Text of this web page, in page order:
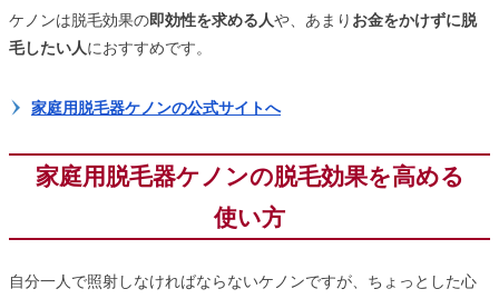
ケノンは脱毛効果の即効性を求める人や、あまり お金をかけずに脱
毛したい人におすすめです。
家庭用脱毛器ケノンの公式サイトへ
家庭用脱毛器ケノンの脱毛効果を高める
使い方
自分一人で照射しなければならないケノンですが、ちょっとした心